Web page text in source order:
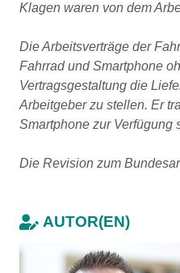
Klagen waren von dem
Die Arbeitsverträge der
Fahrrad und Smartphone
Vertragsgestaltung die
Arbeitgeber zu stellen. Er
Smartphone zur Verfügung
Die Revision zum
AUTOR(EN)